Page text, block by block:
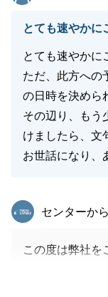
とても速やかに
とても速やかに
ただ、此方への
の日時を決めら
その辺り、もう
けましたら、文
お世話になり、
東急リバブル
センターか
この度は弊社を